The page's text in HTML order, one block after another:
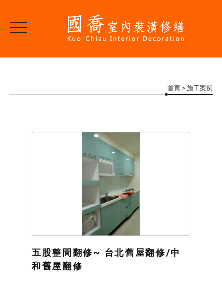
首頁 > 施工案例
五股整間翻修~ 台北舊屋翻修/中
和舊屋翻修